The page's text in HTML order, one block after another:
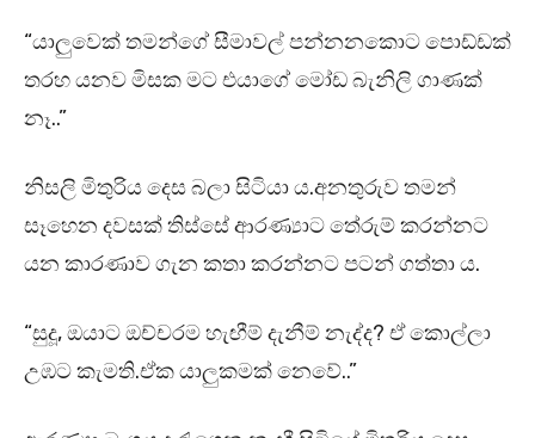
“යාලුවෙක් තමන්ගේ සීමාවල් පන්නනකොට පොඩ්ඩක්
තරහ යනව මිසක මට එයාගේ මෝඩ බැනිලි ගාණක්
නෑ..”
නිසලි මිතුරිය දෙස බලා සිටියා ය.අනතුරුව තමන්
සෑහෙන දවසක් තිස්සේ ආරණ්‍යාට තේරුම් කරන්නට
යන කාරණාව ගැන කතා කරන්නට පටන් ගත්තා ය.
“සුදූ, ඔයාට ඔච්චරම හැඟීම් දැනීම් නැද්ද? ඒ කොල්ලා
උඹට කැමති.ඒක යාලුකමක් නෙවේ..”